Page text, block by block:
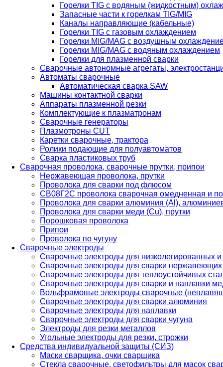
Горелки TIG с водяным (жидкостным)
Запасные части к горелкам TIG/MIG
Каналы направляющие (кабельные)
Горелки TIG с газовым охлаждением
Горелки MIG/MAG с воздушным
Горелки MIG/MAG с водяным охлаждением
Горелки для плазменной сварки
Сварочные автономные агрегаты,
Автоматы сварочные
Автоматическая сварка SAW
Машины контактной сварки
Аппараты плазменной резки
Комплектующие к плазматронам
Сварочные генераторы
Плазмотроны CUT
Каретки сварочные, трактора
Ролики подающие для полуавтоматов
Сварка пластиковых труб
Сварочная проволока, сварочные прутки, припои
Нержавеющая проволока, прутки
Проволока для сварки под флюсом
СВ08Г2С проволока сварочная омедненная и
Проволока для сварки алюминия (Al),
Проволока для сварки меди (Cu), прутки
Порошковая проволока
Припои
Проволока по чугуну
Сварочные электроды
Сварочные электроды для низколегированных и
Сварочные электроды для сварки
Сварочные электроды для теплоустойчивых
Сварочные электроды для сварки и наплавки
Вольфрамовые электроды сварочные
Сварочные электроды для сварки алюминия
Сварочные электроды для наплавки
Сварочные электроды для сварки чугуна
Электроды для резки металлов
Угольные электроды для резки, строжки
Средства индивидуальной защиты (СИЗ)
Маски сварщика, очки сварщика
Стекла сварочные, светофильтры для масок